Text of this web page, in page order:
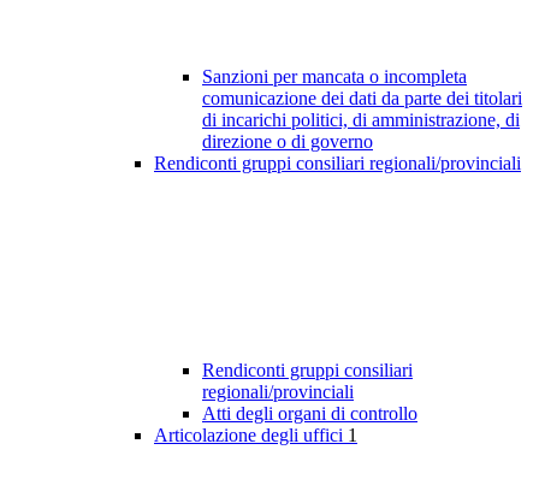
Sanzioni per mancata o incompleta
comunicazione dei dati da parte dei titolari
di incarichi politici, di amministrazione, di
direzione o di governo
Rendiconti gruppi consiliari regionali/provinciali
Rendiconti gruppi consiliari
regionali/provinciali
Atti degli organi di controllo
Articolazione degli uffici 1